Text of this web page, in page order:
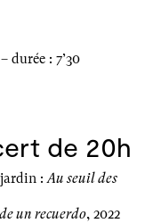
durée : 7’30
de 20h
:Au seuil des
un recuerdo, 2022